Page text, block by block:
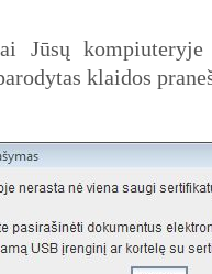
Jūsų
klaidos